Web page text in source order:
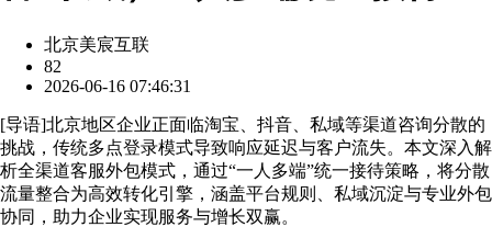
北京美宸互联
82
2026-06-16 07:46:31
[导语]北京地区企业正面临淘宝、抖音、私域等渠道咨询分散的
挑战，传统多点登录模式导致响应延迟与客户流失。本文深入解
析全渠道客服外包模式，通过“一人多端”统一接待策略，将分散
流量整合为高效转化引擎，涵盖平台规则、私域沉淀与专业外包
协同，助力企业实现服务与增长双赢。